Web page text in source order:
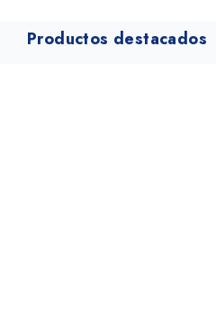
Productos destacados